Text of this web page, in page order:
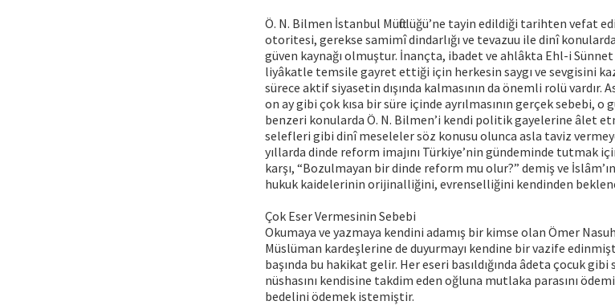
Ö. N. Bilmen İstanbul Müftülüğü’ne tayin edildiği tarihten vefat
otoritesi, gerekse samimî dindarlığı ve tevazuu ile dinî
güven kaynağı olmuştur. İnançta, ibadet ve ahlâkta Ehl-i
liyâkatle temsile gayret ettiği için herkesin saygı ve sevgisini
sürece aktif siyasetin dışında kalmasının da önemli rolü vardır.
on ay gibi çok kısa bir süre içinde ayrılmasının gerçek sebebi,
benzeri konularda Ö. N. Bilmen’i kendi politik gayelerine âlet
selefleri gibi dinî meseleler söz konusu olunca asla taviz
yıllarda dinde reform imajını Türkiye’nin gündeminde tutmak
karşı, “Bozulmayan bir dinde reform mu olur?” demiş ve
hukuk kaidelerinin orijinalliğini, evrenselliğini kendinden
Çok Eser Vermesinin Sebebi
Okumaya ve yazmaya kendini adamış bir kimse olan Ömer
Müslüman kardeşlerine de duyurmayı kendine bir vazife
başında bu hakikat gelir. Her eseri basıldığında âdeta çocuk
nüshasını kendisine takdim eden oğluna mutlaka parasını
bedelini ödemek istemiştir.